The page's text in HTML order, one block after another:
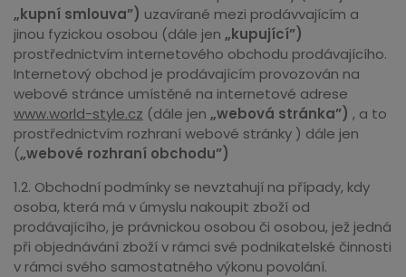
„kupní smlouva”) uzavírané mezi prodávvajícím a
jinou fyzickou osobou (dále jen „kupující”)
prostřednictvím internetového obchodu prodávajícího.
Internetový obchod je prodávajícím provozován na
webové stránce umístěné na internetové adrese
www.world-style.cz (dále jen „webová stránka”) , a to
prostřednictvím rozhraní webové stránky ) dále jen
(„webové rozhraní obchodu”)
1.2. Obchodní podmínky se nevztahují na případy, kdy
osoba, která má v úmyslu nakoupit zboží od
prodávajícího, je právnickou osobou či osobou, jež jedná
při objednávání zboží v rámci své podnikatelské činnosti
v rámci svého samostatného výkonu povolání.